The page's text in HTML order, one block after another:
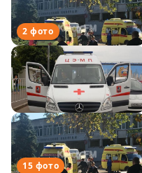
Книги
Выставки
Пресс-
релизы
О
Metro
Стримы
Спецпроекты
Звезды
2 фото
15 фото